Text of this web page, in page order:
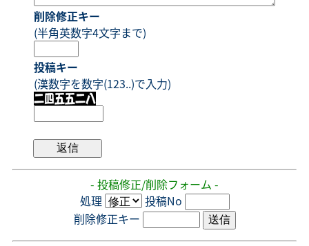
削除修正キー
(半角英数字4文字まで)
投稿キー
(漢数字を数字(123..)で入力)
- 投稿修正/削除フォーム -
処理
投稿No
削除修正キー